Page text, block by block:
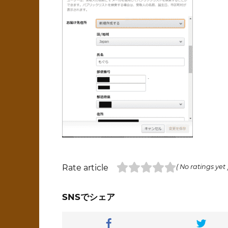
Rate article ( No ratings yet
SNSでシェア